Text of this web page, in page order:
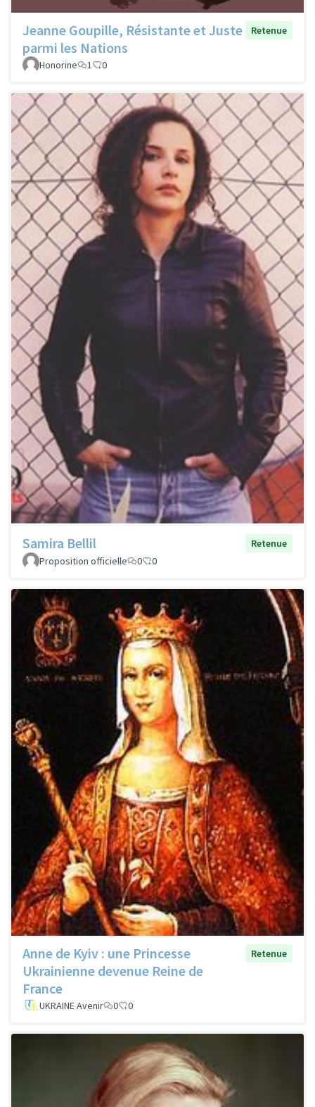
Jeanne Goupille, Résistante et Juste
parmi les Nations
Retenue
Honorine 1 0
Samira Bellil
Retenue
Proposition officielle
0 0
Anne de Kyiv : une Princesse
Ukrainienne devenue Reine de
France
Retenue
UKRAINE Avenir 0 0